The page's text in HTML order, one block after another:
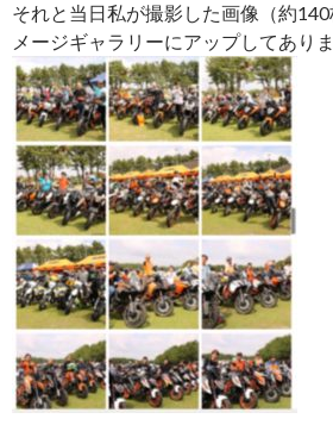
それと当日私が撮影した画像（約
メージギャラリーにアップしてありま